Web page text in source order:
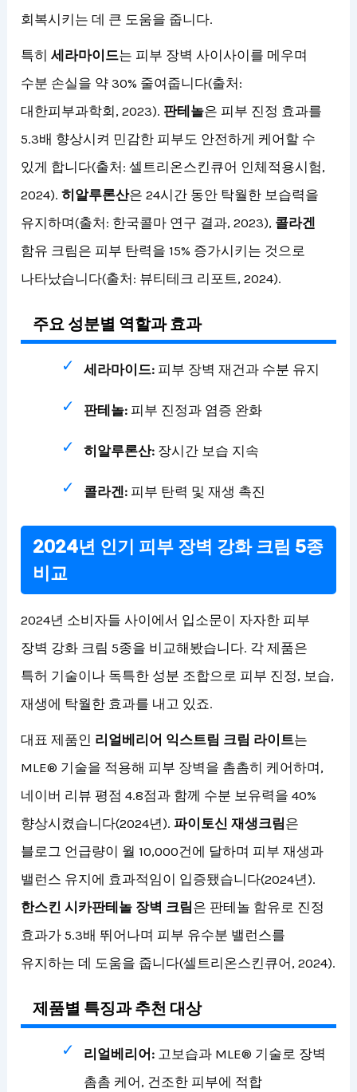
회복시키는 데 큰 도움을 줍니다.
특히세라마이드는 피부 장벽 사이사이를 메우며
수분 손실을 약 30% 줄여줍니다(출처:
대한피부과학회, 2023). 판테놀은 피부 진정 효과를
5.3배 향상시켜 민감한 피부도 안전하게 케어할 수
있게 합니다(출처: 셀트리온스킨큐어 인체적용시험,
2024).히알루론산은 24시간 동안 탁월한 보습력을
유지하며(출처: 한국콜마 연구 결과, 2023), 콜라겐
함유 크림은 피부 탄력을 15% 증가시키는 것으로
나타났습니다(출처: 뷰티테크 리포트, 2024).
주요 성분별 역할과 효과
세라마이드: 피부 장벽 재건과 수분 유지
판테놀: 피부 진정과 염증 완화
히알루론산: 장시간 보습 지속
콜라겐: 피부 탄력 및 재생 촉진
2024년 인기 피부 장벽 강화 크림 5종
비교
2024년 소비자들 사이에서 입소문이 자자한 피부
장벽 강화 크림 5종을 비교해봤습니다. 각 제품은
특허 기술이나 독특한 성분 조합으로 피부 진정, 보습,
재생에 탁월한 효과를 내고 있죠.
대표 제품인 리얼베리어 익스트림 크림 라이트는
MLE® 기술을 적용해 피부 장벽을 촘촘히 케어하며,
네이버 리뷰 평점 4.8점과 함께 수분 보유력을 40%
향상시켰습니다(2024년). 파이토신 재생크림은
블로그 언급량이 월 10,000건에 달하며 피부 재생과
밸런스 유지에 효과적임이 입증됐습니다(2024년).
한스킨 시카판테놀 장벽 크림은 판테놀 함유로 진정
효과가 5.3배 뛰어나며 피부 유수분 밸런스를
유지하는 데 도움을 줍니다(셀트리온스킨큐어, 2024).
제품별 특징과 추천 대상
리얼베리어: 고보습과 MLE® 기술로 장벽
촘촘 케어, 건조한 피부에 적합